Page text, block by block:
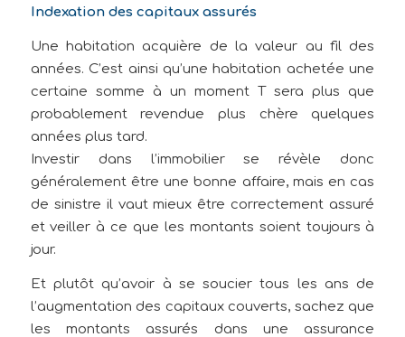
Indexation des capitaux assurés
Une habitation acquière de la valeur au fil des
années. C’est ainsi qu’une habitation achetée une
certaine somme à un moment T sera plus que
probablement revendue plus chère quelques
années plus tard.
Investir dans l’immobilier se révèle donc
généralement être une bonne affaire, mais en cas
de sinistre il vaut mieux être correctement assuré
et veiller à ce que les montants soient toujours à
jour.
Et plutôt qu’avoir à se soucier tous les ans de
l’augmentation des capitaux couverts, sachez que
les montants assurés dans une assurance